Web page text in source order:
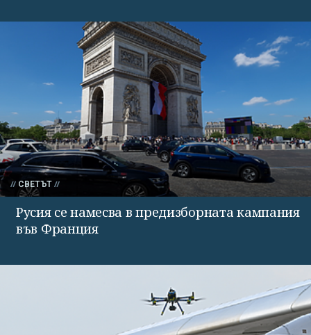
СВЕТЪТ
Русия се намесва в предизборната кампания
във Франция